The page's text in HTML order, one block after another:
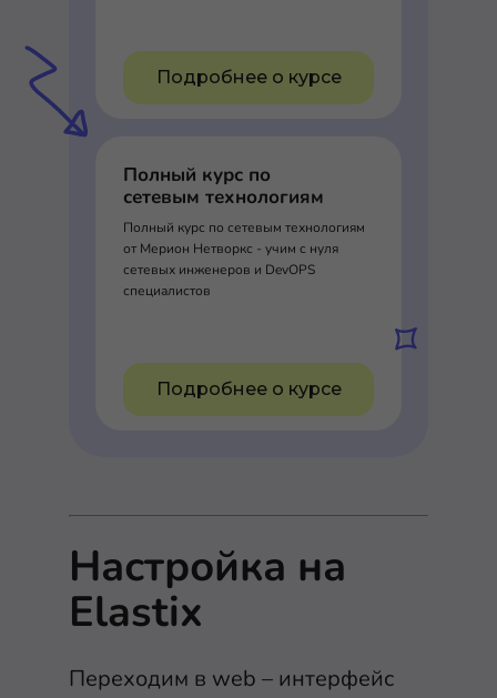
Подробнее о курсе
Полный курс по
сетевым технологиям
Полный курс по сетевым технологиям
от Мерион Нетворкс - учим с нуля
сетевых инженеров и DevOPS
специалистов
Подробнее о курсе
Настройка на
Elastix
Переходим в web – интерфейс